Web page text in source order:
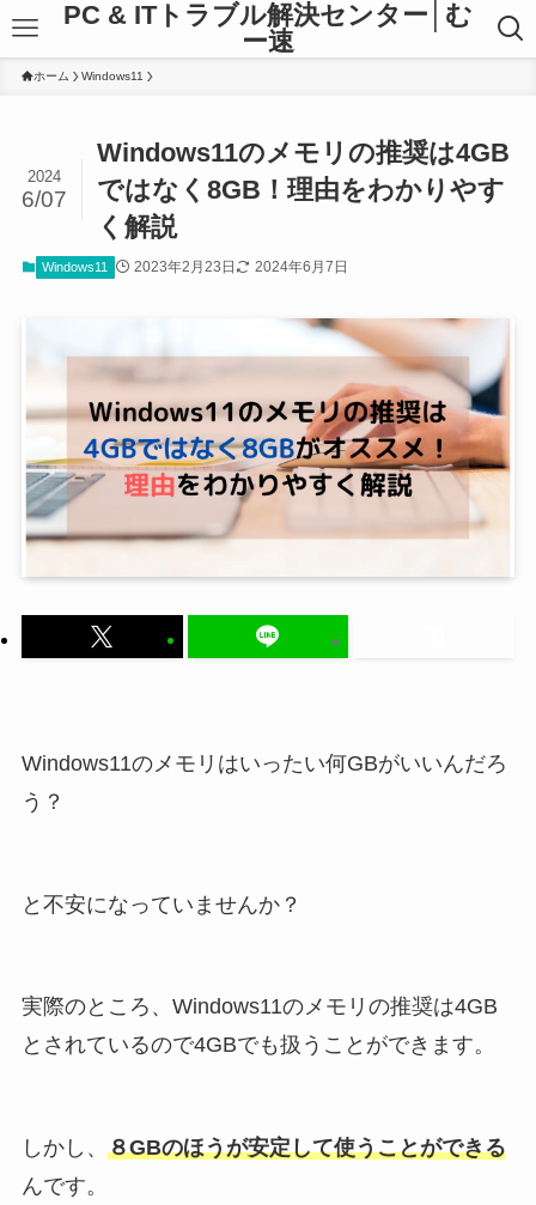
PC & ITトラブル解決センター│む
ー速
ホーム Windows11
Windows11のメモリの推奨は4GB
ではなく8GB！理由をわかりやす
く解説
2024
6/07
Windows11 2023年2月23日 2024年6月7日
Windows11のメモリはいったい何GBがいいんだろ
う？
と不安になっていませんか？
実際のところ、Windows11のメモリの推奨は4GB
とされているので4GBでも扱うことができます。
しかし、 ８GBのほうが安定して使うことができる
んです。